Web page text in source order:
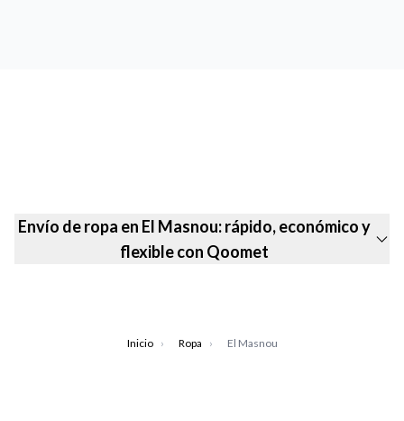
Envío de ropa en El Masnou: rápido, económico y
flexible con Qoomet
Inicio › Ropa › El Masnou